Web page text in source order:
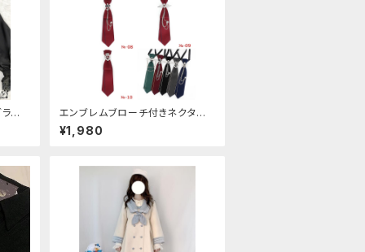
ウ
エンブレムブローチ付きネクタイ
(レッド)
¥1,980